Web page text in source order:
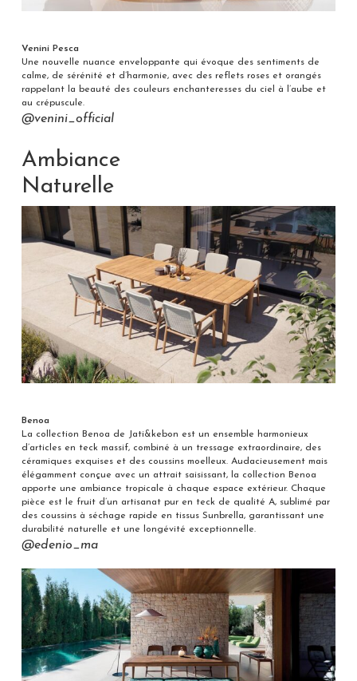
Venini Pesca
Une nouvelle nuance enveloppante qui évoque des sentiments de
calme, de sérénité et d’harmonie, avec des reflets roses et orangés
rappelant la beauté des couleurs enchanteresses du ciel à l’aube et
au crépuscule.
@venini_official
Ambiance
Naturelle
Benoa
La collection Benoa de Jati&kebon est un ensemble harmonieux
d’articles en teck massif, combiné à un tressage extraordinaire, des
céramiques exquises et des coussins moelleux. Audacieusement mais
élégamment conçue avec un attrait saisissant, la collection Benoa
apporte une ambiance tropicale à chaque espace extérieur. Chaque
pièce est le fruit d’un artisanat pur en teck de qualité A, sublimé par
des coussins à séchage rapide en tissus Sunbrella, garantissant une
durabilité naturelle et une longévité exceptionnelle.
@edenio_ma